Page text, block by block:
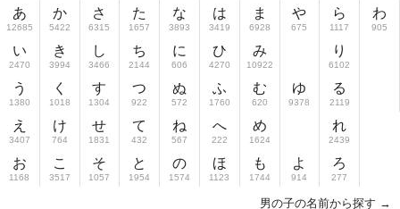
あ
12685
い
2470
う
1380
え
3407
お
1168
か
5422
き
3994
く
1018
け
764
こ
3517
さ
6315
し
3466
す
1304
せ
1831
そ
1057
た
1657
ち
2144
つ
922
て
432
と
1954
な
3893
に
606
ぬ
572
ね
567
の
1574
は
3419
ひ
4270
ふ
1760
へ
222
ほ
1123
ま
6928
み
10922
む
620
め
1624
も
1744
や
675
ゆ
9378
よ
914
ら
1117
り
6102
る
2119
れ
2439
ろ
277
わ
905
男の子の名前から探す →